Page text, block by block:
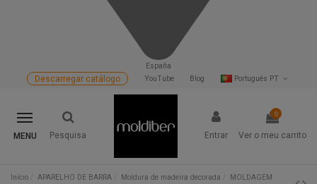
España
Português PT
Blog
YouTube
Descarregar catálogo
MENU Pesquisa Entrar
0
Ver o meu carrito
Início APARELHO DE BARRA Moldura de madeira decorada
MOLDAGEM